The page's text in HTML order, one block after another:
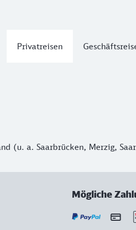
Privatreisen
(u. a. Saarbrücken, Merzig,
Mögliche